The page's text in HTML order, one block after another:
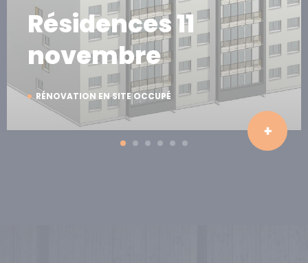
RÉNOVATION EN SITE OCCUPÉ
Résidences 11
novembre